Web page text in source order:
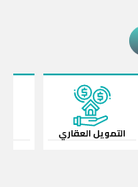
قرض السيارة